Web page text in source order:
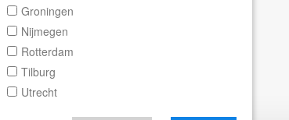
Groningen
Nijmegen
Rotterdam
Tilburg
Utrecht